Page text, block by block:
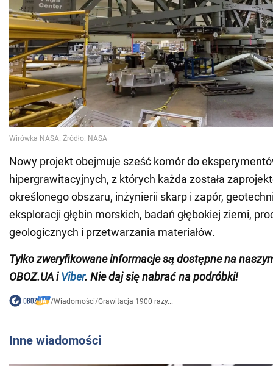
Nowy projekt obejmuje sześć komór do
hipergrawitacyjnych, z których każda została
określonego obszaru, inżynierii skarp i zapór,
eksploracji głębin morskich, badań głębokiej ziemi,
geologicznych i przetwarzania materiałów.
Tylko zweryfikowane informacje są dostępne na
OBOZ.UA iViber. Nie daj się nabrać na podróbki!
/Wiadomości/Grawitacja 1900 razy...
Inne wiadomości